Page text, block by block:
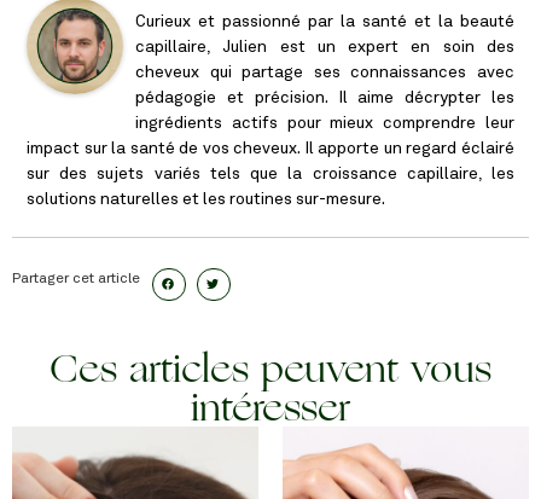
Curieux et passionné par la santé et la beauté
capillaire, Julien est un expert en soin des
cheveux qui partage ses connaissances avec
pédagogie et précision. Il aime décrypter les
ingrédients actifs pour mieux comprendre leur
impact sur la santé de vos cheveux. Il apporte un regard éclairé
sur des sujets variés tels que la croissance capillaire, les
solutions naturelles et les routines sur-mesure.
Partager cet article
Ces articles peuvent vous
intéresser